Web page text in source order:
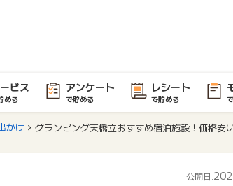
ビス
める
アンケート
で貯める
レシート
で貯める
かけ グランピング天橋立おすすめ宿泊施設！価格
公開日: